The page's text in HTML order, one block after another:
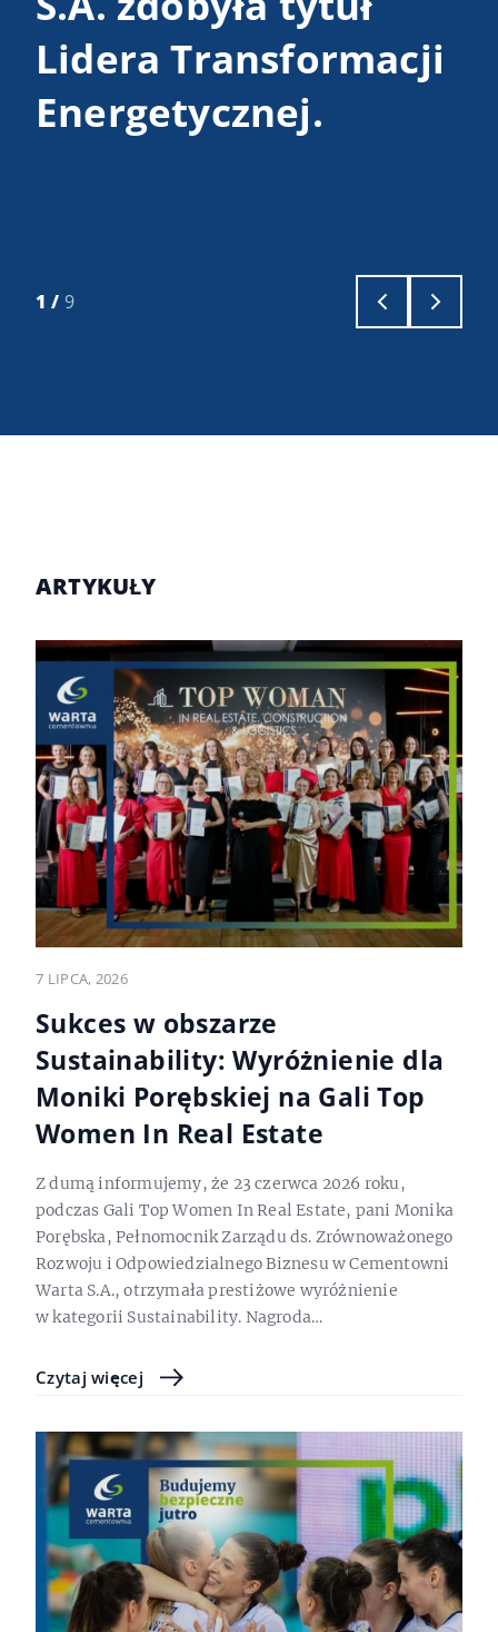
Lidera Transformacji
Energetycznej.
1 / 9
ARTYKUŁY
Sukces w obszarze
Sustainability: Wyróżnienie dla
Moniki Porębskiej na Gali Top
Women In Real Estate
7 LIPCA, 2026
Z dumą informujemy, że 23 czerwca 2026 roku,
podczas Gali Top Women In Real Estate, pani Monika
Porębska, Pełnomocnik Zarządu ds. Zrównoważonego
Rozwoju i Odpowiedzialnego Biznesu w Cementowni
Warta S.A., otrzymała prestiżowe wyróżnienie
w kategorii Sustainability. Nagroda…
Czytaj więcej